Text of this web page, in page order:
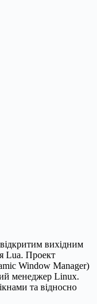
вихідним
Lua. Проект
Window Manager)
менеджер Linux.
та відносно